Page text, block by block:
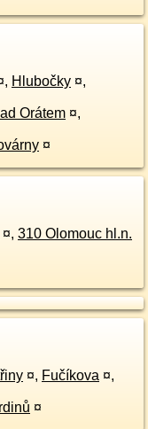
, Hlubočky ¤,
Orátem ¤,
¤
¤, 310 Olomouc hl.n.
¤, Fučíkova ¤,
¤